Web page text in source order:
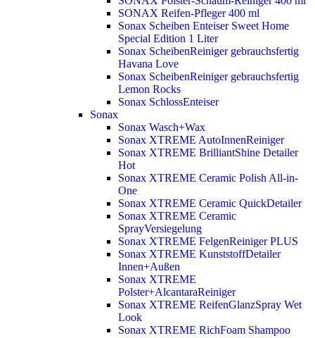
SONAX Reifen-Pfleger 400 ml
Sonax Scheiben Enteiser Sweet Home
Special Edition 1 Liter
Sonax ScheibenReiniger gebrauchsfertig
Havana Love
Sonax ScheibenReiniger gebrauchsfertig
Lemon Rocks
Sonax SchlossEnteiser
Sonax
Sonax Wasch+Wax
Sonax XTREME AutoInnenReiniger
Sonax XTREME BrilliantShine Detailer
Hot
Sonax XTREME Ceramic Polish All-in-
One
Sonax XTREME Ceramic QuickDetailer
Sonax XTREME Ceramic
SprayVersiegelung
Sonax XTREME FelgenReiniger PLUS
Sonax XTREME KunststoffDetailer
Innen+Außen
Sonax XTREME
Polster+AlcantaraReiniger
Sonax XTREME ReifenGlanzSpray Wet
Look
Sonax XTREME RichFoam Shampoo